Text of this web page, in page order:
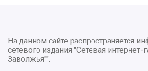
На данном сайте распространяется
сетевого издания "Сетевая интернет-
Заволжья"".